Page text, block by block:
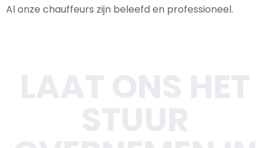
Al onze chauffeurs zijn beleefd en professioneel.